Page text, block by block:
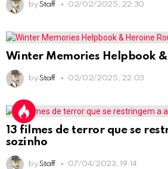
by Staff 02/02/2025, 22:30
Winter Memories Helpbook
by Staff 02/02/2025, 22:03
13 filmes de terror que se
sozinho
by Staff 07/04/2023, 19:14